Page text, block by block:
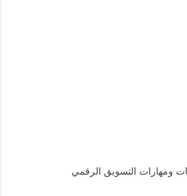
ومهارات التسويق الرقمي